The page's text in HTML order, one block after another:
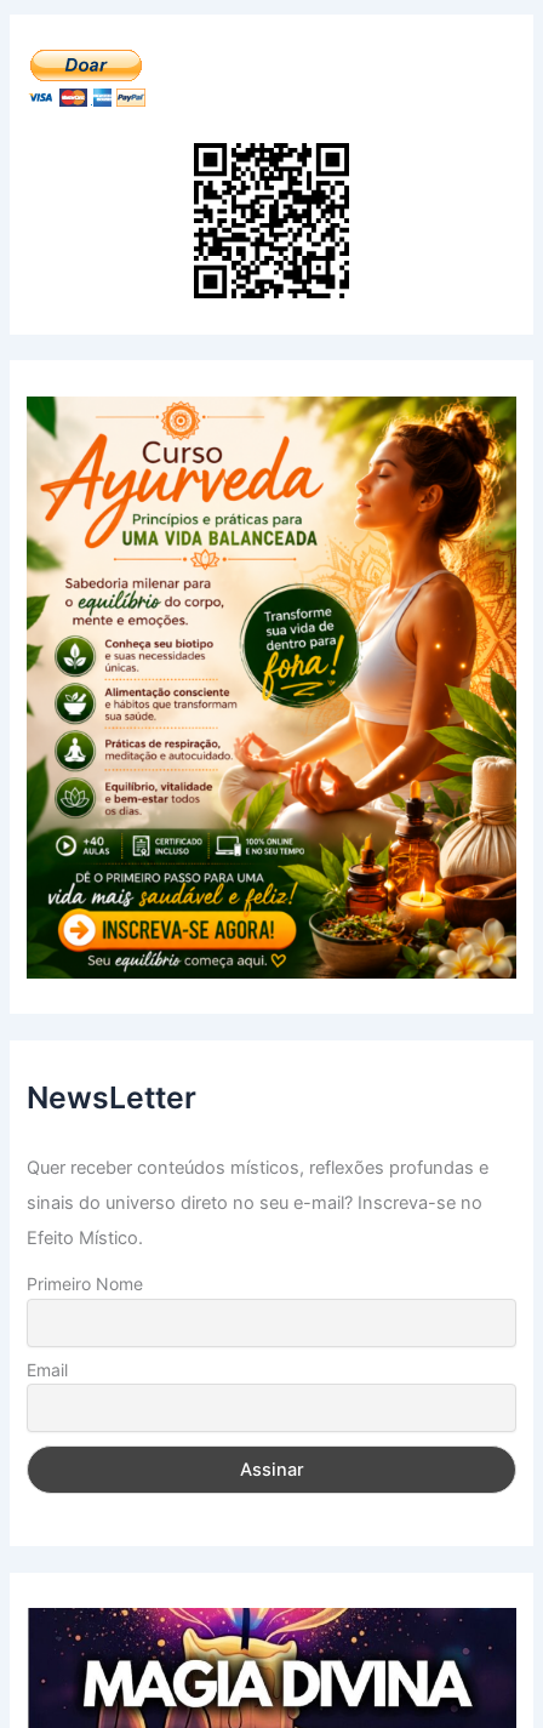
NewsLetter
Quer receber conteúdos místicos, reflexões profundas e
sinais do universo direto no seu e-mail? Inscreva-se no
Efeito Místico.
Primeiro Nome
Email